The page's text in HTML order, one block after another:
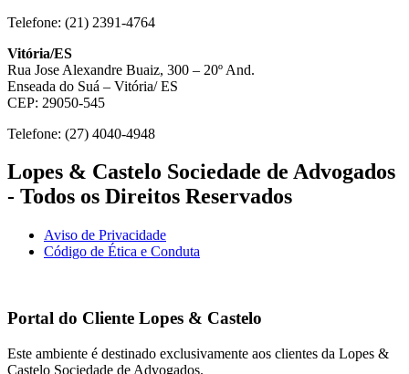
Telefone: (21) 2391-4764
Vitória/ES
Rua Jose Alexandre Buaiz, 300 – 20º And.
Enseada do Suá – Vitória/ ES
CEP: 29050-545
Telefone: (27) 4040-4948
Lopes & Castelo Sociedade de Advogados
- Todos os Direitos Reservados
Aviso de Privacidade
Código de Ética e Conduta
Portal do Cliente Lopes & Castelo
Este ambiente é destinado exclusivamente aos clientes da Lopes &
Castelo Sociedade de Advogados.